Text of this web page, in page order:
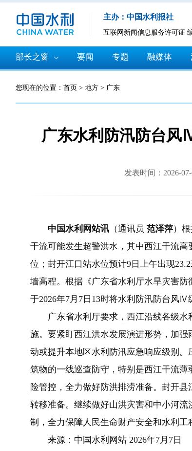
主办：中国水利报社
互联网新闻信息服务许可证
部长之窗 要闻 专题 融媒体
您现在的位置： 首页 > 地方 > 广东
广东水利防汛防台
发表时间：2026-
中国水利网站讯 （通讯员 范泽萍）
干流可能发生超警洪水，其中西江干流
位；封开江口站水位预计9日上午出现
墙高程。根据《广东省水利厅水旱灾害
于2026年7月7日13时将水利防汛防台风
广东省水利厅要求，西江沿线各级水
施。要紧盯西江洪水发展演进形势，加
动或提升本地区水利防汛应急响应级别
筑物的一线巡查防守，特别是西江干流
险管控，全力做好防洪排涝准备。封开
转移准备。继续做好山洪灾害和中小河
制，全力保障人民生命财产安全和水利工
来源：中国水利网站 2026年7月7日